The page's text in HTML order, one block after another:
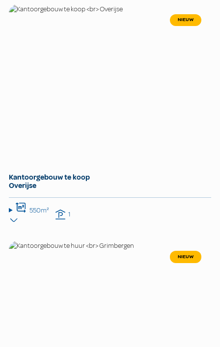
NIEUW
Kantoorgebouw te koop
Overijse
550m² 1
NIEUW